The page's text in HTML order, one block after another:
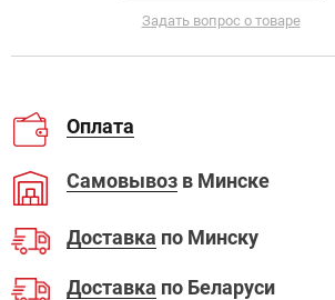
Задать вопрос о товаре
Оплата
Самовывоз в Минске
Доставка по Минску
Доставка по Беларуси